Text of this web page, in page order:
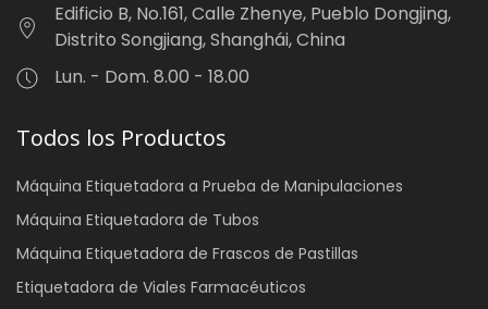
Edificio B, No.161, Calle Zhenye, Pueblo Dongjing,
Distrito Songjiang, Shanghái, China
Lun. - Dom. 8.00 - 18.00
Todos los Productos
Máquina Etiquetadora a Prueba de Manipulaciones
Máquina Etiquetadora de Tubos
Máquina Etiquetadora de Frascos de Pastillas
Etiquetadora de Viales Farmacéuticos